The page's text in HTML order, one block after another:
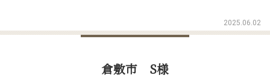
2025.06.02
倉敷市 S様